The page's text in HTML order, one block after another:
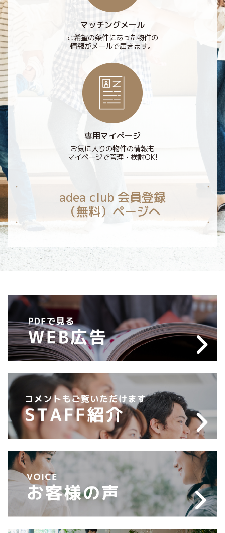
マッチングメール
ご希望の条件にあった物件の
情報がメールで届きます。
専用マイページ
お気に入りの物件の情報も
マイページで管理・検討OK!
adea club 会員登録
（無料）ページへ